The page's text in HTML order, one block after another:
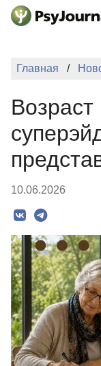
Перейти к
Главная
Возраст
10.06.2026